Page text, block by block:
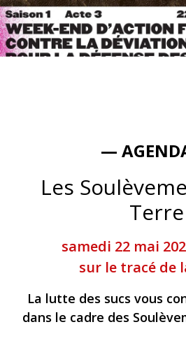
—
Les
Terre
samedi 22 mai
sur le tracé de
La lutte des sucs vous
dans le cadre des